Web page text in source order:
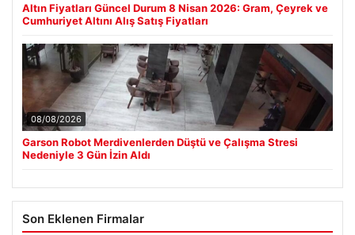
Altın Fiyatları Güncel Durum 8 Nisan 2026: Gram, Çeyrek ve
Cumhuriyet Altını Alış Satış Fiyatları
08/08/2026
Garson Robot Merdivenlerden Düştü ve Çalışma Stresi
Nedeniyle 3 Gün İzin Aldı
Son Eklenen Firmalar